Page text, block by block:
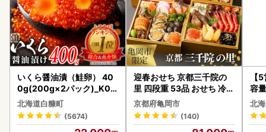
いくら醤油漬（鮭卵） 40
0g(200g×2パック)_K02
2-1676
北海道白糠町
(5674)
迎春おせち 京都三千院の
里 四段重 53品 おせち 冷蔵
2027 先行予約
京都府亀岡市
(140)
【
容
あ
ー
058
北